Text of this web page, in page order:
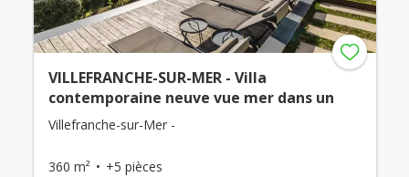
VILLEFRANCHE-SUR-MER - Villa
contemporaine neuve vue mer dans un
Villefranche-sur-Mer -
360 m² +5 pièces